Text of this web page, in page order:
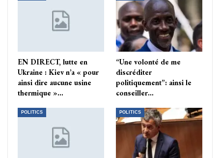
EN DIRECT, lutte en
Ukraine : Kiev n’a « pour
ainsi dire aucune usine
thermique »…
“Une volonté de me
discréditer
politiquement”: ainsi le
conseiller…
POLITICS POLITICS